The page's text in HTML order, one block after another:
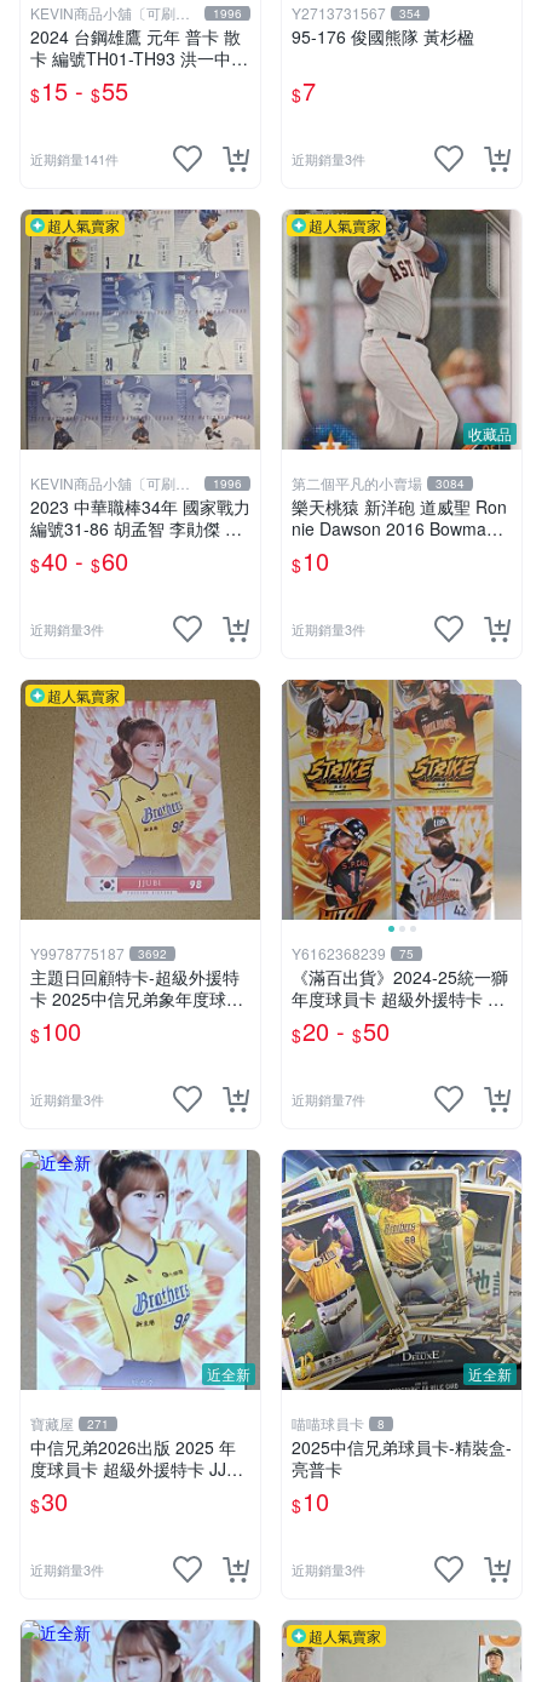
KEVIN商品小舖〔可刷
卡〕
1996
2024 台鋼雄鷹 元年 普卡 散
卡 編號TH01-TH93 洪一中
林振賢 蕭任汶 蔡昱詳 鄭漢禮
鄧蒔陽 黃甘霖 福永春吾 沈柏
$15 - $55
近期銷量141件
Y2713731567 354
95-176 俊國熊隊 黃杉楹
$7
近期銷量3件
超人氣賣家
KEVIN商品小舖〔可刷
卡〕
1996
2023 中華職棒34年 國家戰力
編號31-86 胡孟智 李勛傑 邱
鑫 鄭浩均 申皓瑋 江國豪 陳
克羿 邱駿威 曾峻岳 李子強
$40 - $60
近期銷量3件
收藏品
超人氣賣家
第二個平凡的小賣場 3084
樂天桃猿 新洋砲 道威聖 Ron
nie Dawson 2016 Bowman
Draft #BD-53 新秀球員卡
$10
近期銷量3件
超人氣賣家
Y9978775187 3692
主題日回顧特卡-超級外援特
卡 2025中信兄弟象年度球員
卡#SU12 JJUBI
$100
近期銷量3件
Y6162368239 75
《滿百出貨》2024-25統一獅
年度球員卡 超級外援特卡 希
美 獅帝芬 蒙德茲 布雷克 ST
RIKE投手特卡 張宥謙 吳承諭
$20 - $50
近期銷量7件
近全新
寶藏屋 271
中信兄弟2026出版 2025 年
度球員卡 超級外援特卡 JJUB
$30
近期銷量3件
近全新
喵喵球員卡 8
2025中信兄弟球員卡-精裝盒-
亮普卡
$10
近期銷量3件
超人氣賣家